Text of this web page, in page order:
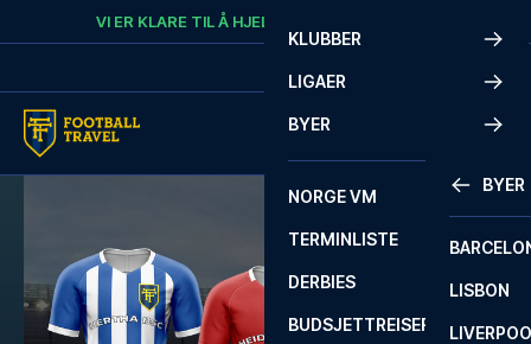
Skip to contentVI ER KLARE TIL Å HJELPE
KLUBBER
LIGAER
BYER
BYER
LISBON
NORGE VM
TERMINLISTE
DERBIES
BUDSJETTREISER